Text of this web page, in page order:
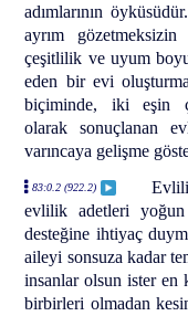
adımlarının
ayrım
çeşitlilik ve uyum
eden bir evi
biçiminde, iki eşin
olarak sonuçlanan
varıncaya gelişme
83:0.2 (922.2)
evlilik adetleri
desteğine ihtiyaç
aileyi sonsuza kadar
insanlar olsun ister en
birbirleri olmadan